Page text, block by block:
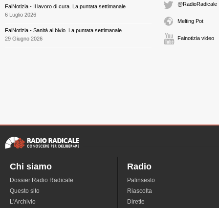
FaiNotizia - Il lavoro di cura. La puntata settimanale
6 Luglio 2026
FaiNotizia - Sanità al bivio. La puntata settimanale
29 Giugno 2026
@RadioRadicale
Melting Pot
Fainotizia video
Chi siamo
Dossier Radio Radicale
Questo sito
L'Archivio
Radio
Palinsesto
Riascolta
Dirette